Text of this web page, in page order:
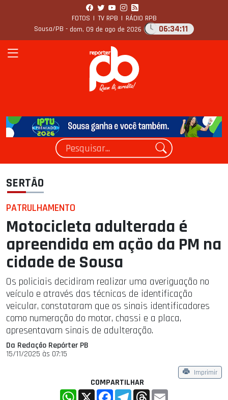
FOTOS | TV RPB | RÁDIO RPB
Sousa/PB - dom, 09 de ago de 2026 06:34:12
SERTÃO
PATRULHAMENTO
Motocicleta adulterada é
apreendida em ação da PM na
cidade de Sousa
Os policiais decidiram realizar uma averiguação no
veículo e através das técnicas de identificação
veicular, constataram que os sinais identificadores
como numeração do motor, chassi e a placa,
apresentavam sinais de adulteração.
Da Redação Repórter PB
15/11/2025 às 07:15
Imprimir
COMPARTILHAR
WhatsApp
X FacebookTelegramThreads